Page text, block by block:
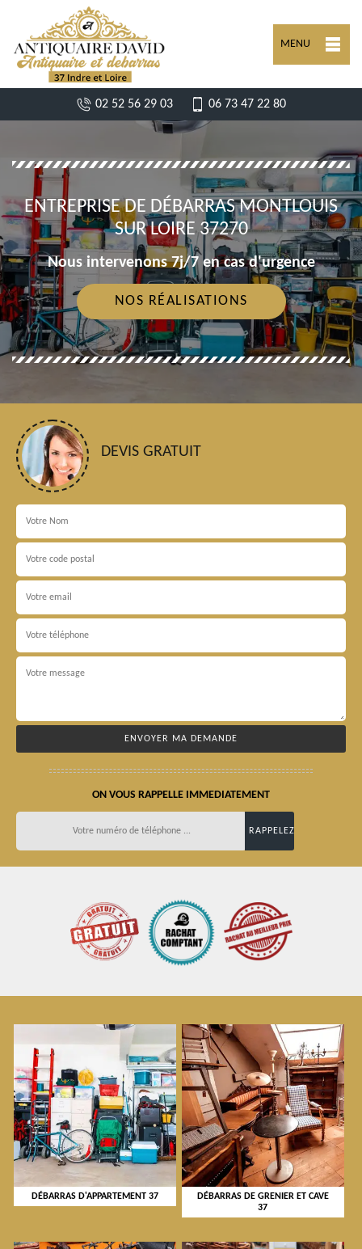
MENU
02 52 56 29 03 06 73 47 22 80
ENTREPRISE DE DÉBARRAS MONTLOUIS
SUR LOIRE 37270
Nous intervenons 7j/7 en cas d'urgence
NOS RÉALISATIONS
DEVIS GRATUIT
ON VOUS RAPPELLE IMMEDIATEMENT
DÉBARRAS D'APPARTEMENT 37
DÉBARRAS DE GRENIER ET CAVE
37